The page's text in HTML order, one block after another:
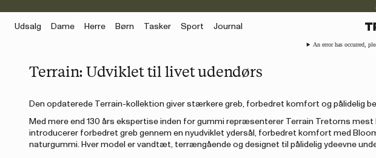
Udsalg Dame Herre Børn Tasker Sport Journal
An error has occurred,
Terrain: Udviklet til livet udendørs
Den opdaterede Terrain-kollektion giver stærkere greb, forbedret komfort og pålidelig
Med mere end 130 års ekspertise inden for gummi repræsenterer Terrain Tretorns
introducerer forbedret greb gennem en nyudviklet ydersål, forbedret komfort med
naturgummi. Hver model er vandtæt, terrængående og designet til pålidelig ydeevne